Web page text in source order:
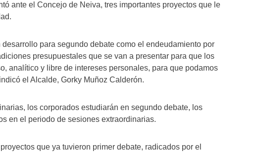
ante el Concejo de Neiva, tres importantes proyectos que le
desarrollo para segundo debate como el endeudamiento por
presupuestales que se van a presentar para que los
analítico y libre de intereses personales, para que podamos
el Alcalde, Gorky Muñoz Calderón.
los corporados estudiarán en segundo debate, los
en el periodo de sesiones extraordinarias.
que ya tuvieron primer debate, radicados por el